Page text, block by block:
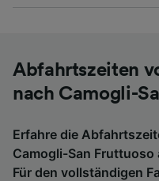
Abfahrtszeiten
nach Camogli-
Erfahre die
Camogli-San Fruttuoso
Für den vollständigen